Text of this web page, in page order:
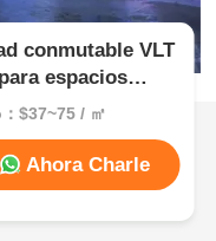
conmutable VLT
espacios
$37~75 / ㎡
Ahora Charle